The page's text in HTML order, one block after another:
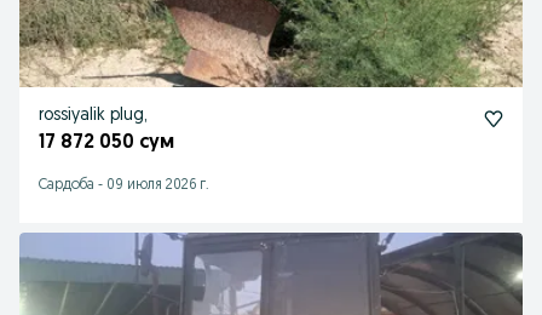
rossiyalik plug,
17 872 050 сум
Сардоба - 09 июля 2026 г.